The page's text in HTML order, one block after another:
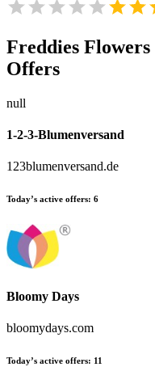
Freddies Flowers
Offers
null
1-2-3-Blumenversand
123blumenversand.de
Today’s active offers: 6
Bloomy Days
bloomydays.com
Today’s active offers: 11